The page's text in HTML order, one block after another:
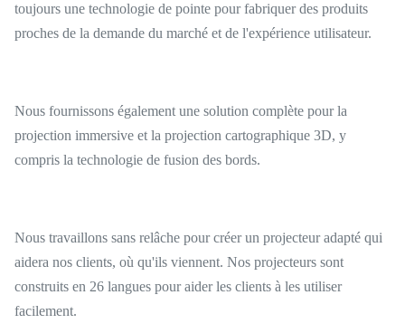
toujours une technologie de pointe pour fabriquer des produits
proches de la demande du marché et de l'expérience utilisateur.
Nous fournissons également une solution complète pour la
projection immersive et la projection cartographique 3D, y
compris la technologie de fusion des bords.
Nous travaillons sans relâche pour créer un projecteur adapté qui
aidera nos clients, où qu'ils viennent. Nos projecteurs sont
construits en 26 langues pour aider les clients à les utiliser
facilement.